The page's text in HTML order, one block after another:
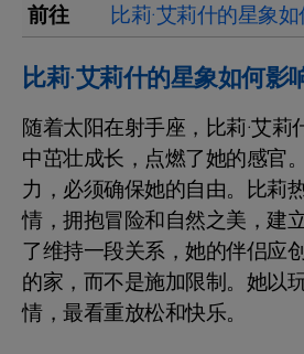
前往 比莉·艾莉什的星象
比莉·艾莉什的星象如何影
随着太阳在射手座，比莉·艾莉
中茁壮成长，点燃了她的感官
力，必须确保她的自由。比莉
情，拥抱冒险和自然之美，建
了维持一段关系，她的伴侣应
的家，而不是施加限制。她以
情，最看重放松和快乐。